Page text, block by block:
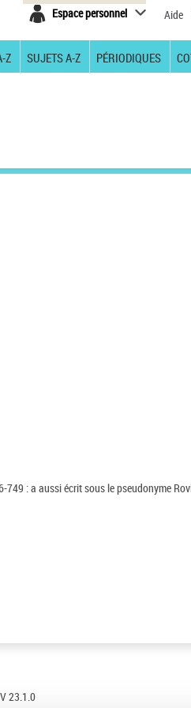
Espace personnel Aide
Z SUJETS A-Z PÉRIODIQUES
: a aussi écrit sous le pseudonyme
V 23.1.0